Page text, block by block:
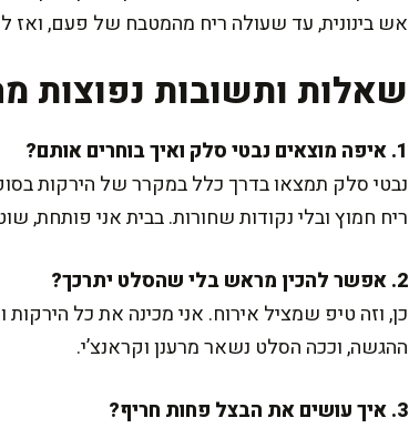
אש בינונית, עד שעולה ריח מהמטבח של פעם, ואז
שאלות ותשובות נפוצות
1. איפה מוצאים נבטי סלק ואיך בוחרים אותם?
נבטי סלק תמצאו בדרך כלל במקרר של הירקות
ריח חמוץ ובלי נקודות שחורות. בבית אני פותחת,
2. אפשר להכין מראש בלי שהסלט יתרכך?
ההגשה, וככה הסלט נשאר מרענן וקראנצ’י.
3. איך עושים את הבצל פחות חריף?